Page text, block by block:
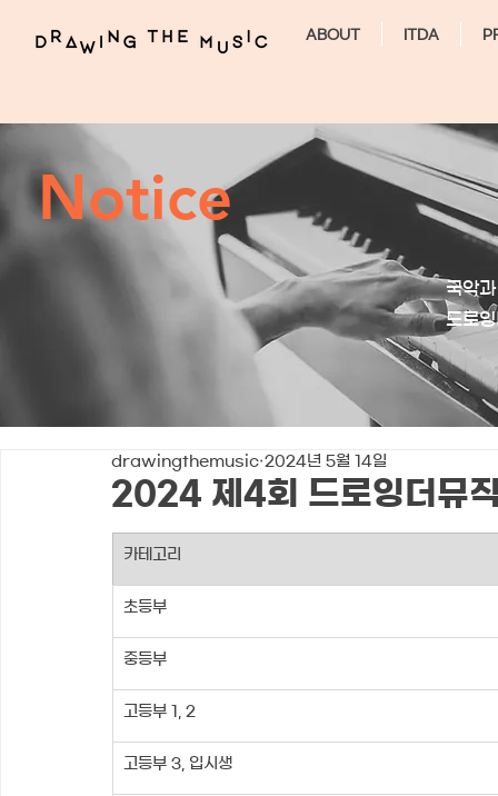
ABOUT ITDA
Notice
국악
드로
2024 제4회 드로잉더뮤
drawingthemusic 2024년 5월 14일
카테고리
초등부
중등부
고등부 1, 2
고등부 3, 입시생